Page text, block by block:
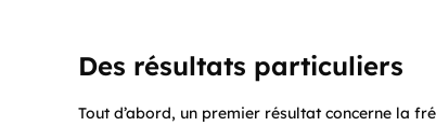
Des résultats particuliers
Tout d’abord, un premier résultat concerne la